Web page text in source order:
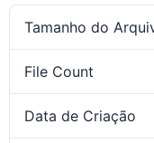
Tamanho do
File Count
Data de Criação